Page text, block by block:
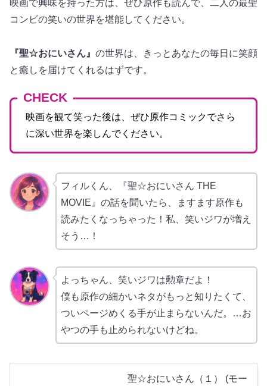
映画で興味を持った方は、ぜひ原作も読んで、二人の最聖
コンビの笑いの世界を堪能してください。
『聖☆おにいさん』 の世界は、きっとあなたの毎日に笑顔
と癒しを届けてくれるはずです。
CHECK
映画を観て笑った後は、ぜひ原作コミックでさら
に深い世界を楽しんでください。
フィルくん、『聖☆おにいさん THE
MOVIE』の話を聞いたら、ますます原作も
読みたくなっちゃった！私、笑いジワが増え
そう…！
よっちゃん、笑いジワは勲章だよ！
僕も原作の細かいネタがもっと知りたくて、
ついページめくる手が止まらないんだ。…お
やつの手も止められないけどね。
聖☆おにいさん（１） (モー